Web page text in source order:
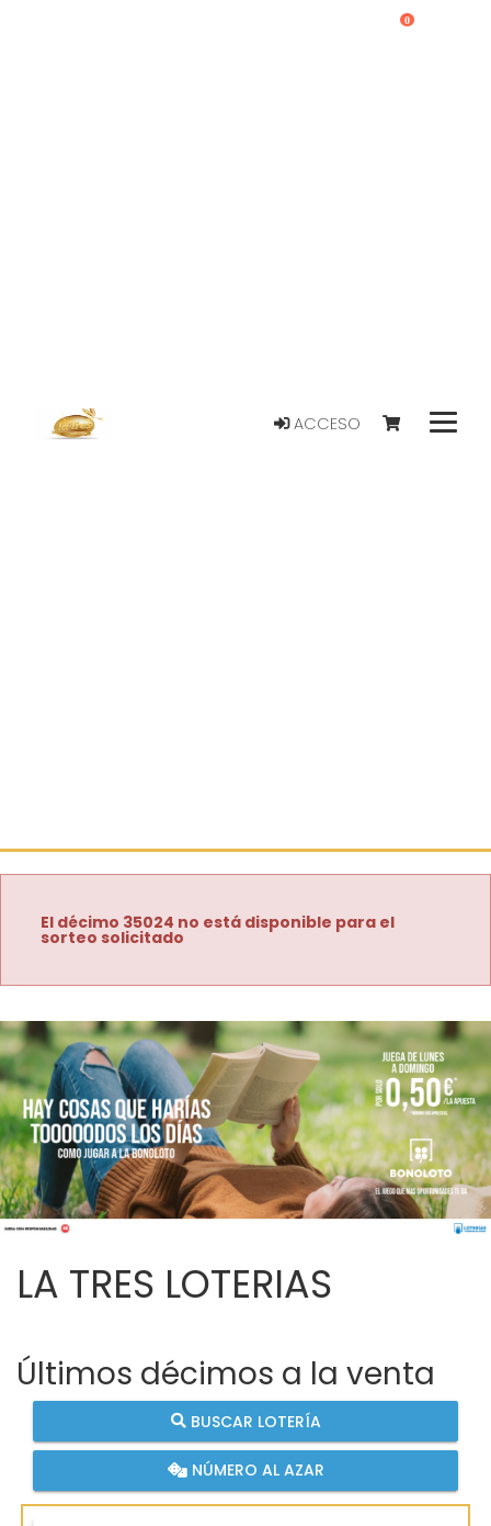
ACCESO
0
El décimo 35024 no está disponible para el
sorteo solicitado
LA TRES LOTERIAS
Últimos décimos a la venta
BUSCAR LOTERÍA
NÚMERO AL AZAR